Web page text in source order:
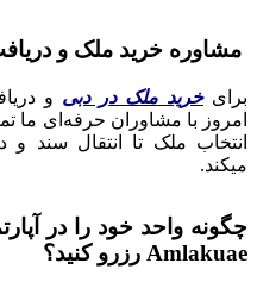
مشاوره خرید ملک و دریافت اقامت
برایخرید ملک در دبی
امروز با مشاوران حرفه‌ای ما
انتخاب ملک تا انتقال سند و
میکند.
چگونه واحد خود را در
Amlakuae رزرو کنید؟